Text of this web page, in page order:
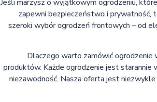
Jeśli marzysz o wyjątkowym ogrodzeniu,
zapewni bezpieczeństwo i prywatność,
szeroki wybór ogrodzeń frontowych – od
Dlaczego warto zamówić ogrodzenie
produktów. Każde ogrodzenie jest starannie
niezawodność. Nasza oferta jest